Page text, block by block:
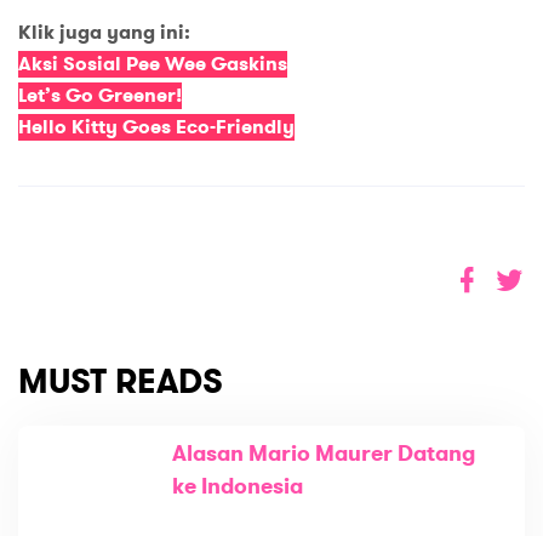
Klik juga yang ini:
Aksi Sosial Pee Wee Gaskins
Let’s Go Greener!
Hello Kitty Goes Eco-Friendly
MUST READS
Alasan Mario Maurer Datang
ke Indonesia